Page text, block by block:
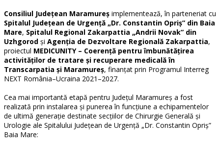
Consiliul Județean Maramureș implementează, în parteneriat cu
Spitalul Județean de Urgență „Dr. Constantin Opriș” din Baia
Mare, Spitalul Regional Zakarpattia „Andrii Novak” din
Uzhgorod și Agenția de Dezvoltare Regională Zakarpattia,
proiectul MEDICUNITY – Coerență pentru îmbunătățirea
activităților de tratare și recuperare medicală în
Transcarpatia și Maramureș, finanțat prin Programul Interreg
NEXT România–Ucraina 2021–2027.
Cea mai importantă etapă pentru Județul Maramureș a fost
realizată prin instalarea și punerea în funcțiune a echipamentelor
de ultimă generație destinate secțiilor de Chirurgie Generală și
Urologie ale Spitalului Județean de Urgență „Dr. Constantin Opriș”
Baia Mare: